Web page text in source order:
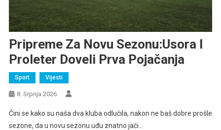
Pripreme Za Novu Sezonu:Usora I
Proleter Doveli Prva Pojačanja
Sport Vijesti
8. Srpnja 2026.
Čini se kako su naša dva kluba odlučila, nakon ne baš dobre prošle
sezone, da u novu sezonu uđu znatno jači…